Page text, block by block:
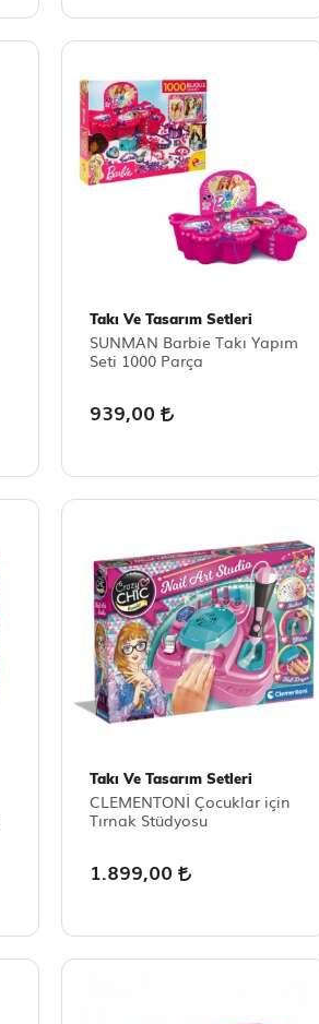
Takı Ve Tasarım Setleri
SUNMAN Barbie Takı Yapım
Seti 1000 Parça
939,00
Takı Ve Tasarım Setleri
CLEMENTONİ Çocuklar için
Tırnak Stüdyosu
1.899,00